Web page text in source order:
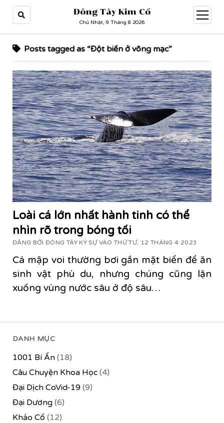
Đông Tây Kim Cổ
Chủ Nhật, 9 Tháng 8 2026
open
menu
DANH MỤC
1001 Bí Ẩn(18)
Câu Chuyện Khoa Học(4)
Đại Dịch CoVid-19(9)
Đại Dương(6)
Khảo Cổ (12)
Posts tagged as “Đột biến ở võng mạc”
Loài cá lớn nhất hành tinh có thể
nhìn rõ trong bóng tối
ĐĂNG BỞI ĐÔNG TÂY KÝ SỰ VÀO THỨ TƯ, 12 THÁNG 4 2023
Cá mập voi thường bơi gần mặt biển để ăn
sinh vật phù du, nhưng chúng cũng lặn
xuống vùng nước sâu ở độ sâu…